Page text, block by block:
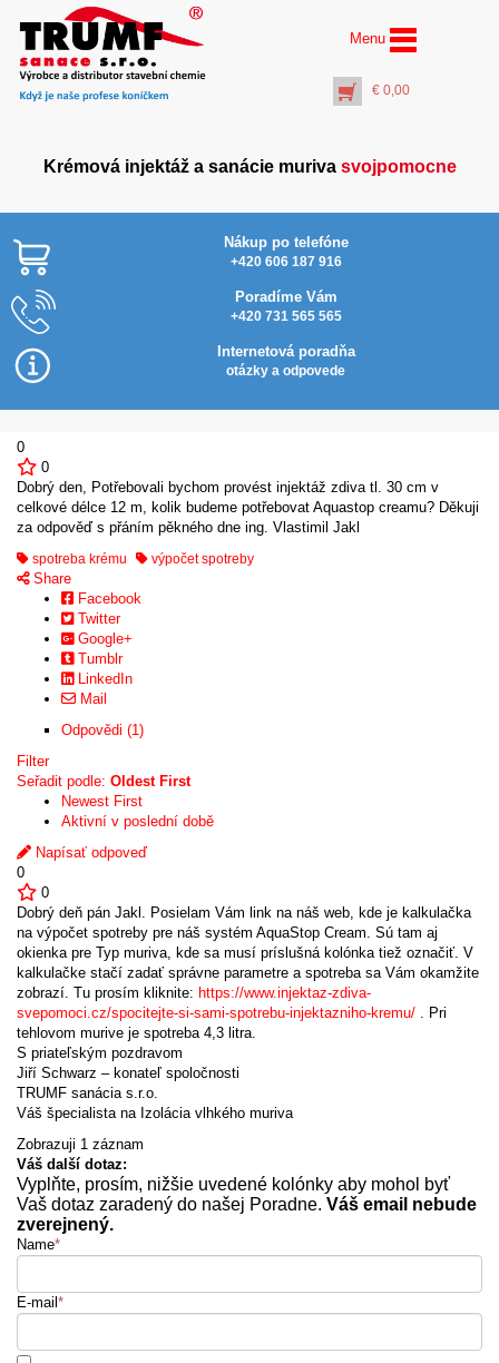
Menu
€ 0,00
Krémová injektáž a sanácie muriva svojpomocne
Nákup po telefóne
+420 606 187 916
Poradíme Vám
+420 731 565 565
Internetová poradňa
otázky a odpovede
0
0
Dobrý den, Potřebovali bychom provést injektáž zdiva tl. 30 cm v
celkové délce 12 m, kolik budeme potřebovat Aquastop creamu? Děkuji
za odpověď s přáním pěkného dne ing. Vlastimil Jakl
spotreba krému výpočet spotreby
Share
Facebook
Twitter
Google+
Tumblr
LinkedIn
Mail
Odpovědi (1)
Filter
Seřadit podle: Oldest First
Newest First
Aktivní v poslední době
Napísať odpoveď
0
0
Dobrý deň pán Jakl. Posielam Vám link na náš web, kde je kalkulačka
na výpočet spotreby pre náš systém AquaStop Cream. Sú tam aj
okienka pre Typ muriva, kde sa musí príslušná kolónka tiež označiť. V
kalkulačke stačí zadať správne parametre a spotreba sa Vám okamžite
zobrazí. Tu prosím kliknite: https://www.injektaz-zdiva-
svepomoci.cz/spocitejte-si-sami-spotrebu-injektazniho-kremu/ . Pri
tehlovom murive je spotreba 4,3 litra.
S priateľským pozdravom
Jiří Schwarz – konateľ spoločnosti
TRUMF sanácia s.r.o.
Váš špecialista na Izolácia vlhkého muriva
Zobrazuji 1 záznam
Váš další dotaz:
Vyplňte, prosím, nižšie uvedené kolónky aby mohol byť
Vaš dotaz zaradený do našej Poradne. Váš email nebude
zverejnený.
Name*
E-mail *
AquaStop Cream® – 6x
salám 0,5 litra
€107,00